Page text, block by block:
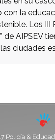
con la
Los III
de AIPSEV
ciudades
Policía &